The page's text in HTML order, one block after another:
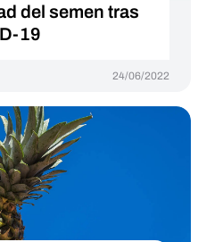
del semen tras
19
24/06/2022